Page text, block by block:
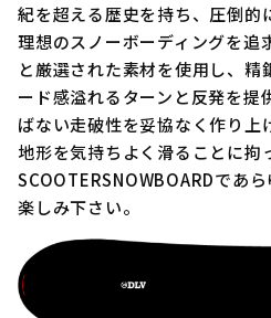
紀を超える歴史を持ち、圧倒的
理想のスノーボーディングを追
と厳選された素材を使用し、精
ード感溢れるターンと反発を提
ばない走破性を妥協なく作り上
地形を気持ちよく滑ることに拘
SCOOTERSNOWBOARDであ
楽しみ下さい。